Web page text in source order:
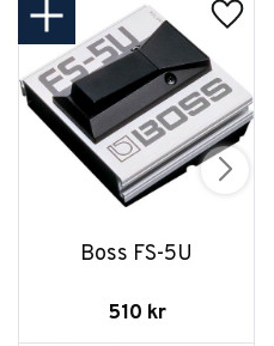
Boss FS-5U
510 kr